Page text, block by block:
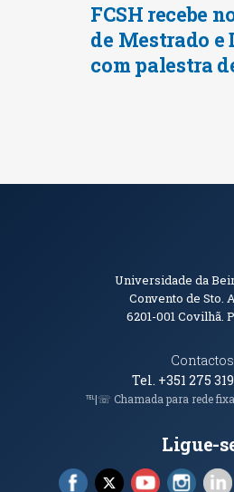
FCSH recebe
de Mestrado e
com palestra
Informações de
Universidade da
Convento de Sto.
6201-001Covilhã.
Contactos
Tel. +351 275
℡|☏ Chamada para rede
Ligue-
Facebook (abre em
X (abre em nova
YouTube